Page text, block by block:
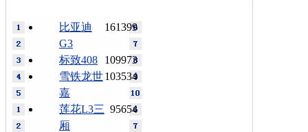
161399
比亚迪
G3
109973
标致408
103534
雪铁龙世
嘉
95654
莲花L3三
厢